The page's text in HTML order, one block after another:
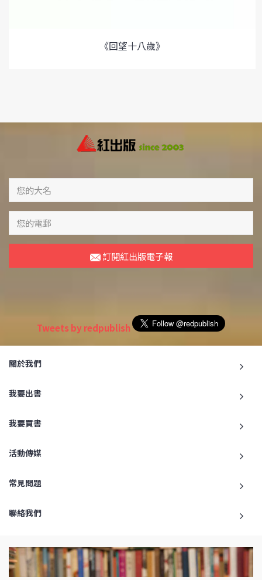
《回望十八歲》
訂閱紅出版電子報
Tweets by redpublish
關於我們
我要出書
我要買書
活動傳媒
常見問題
聯絡我們